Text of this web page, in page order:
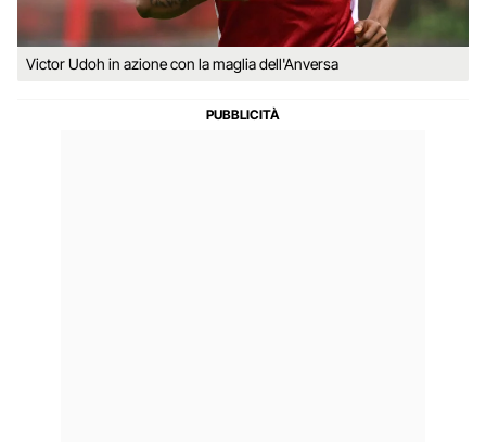
Victor Udoh in azione con la maglia dell'Anversa